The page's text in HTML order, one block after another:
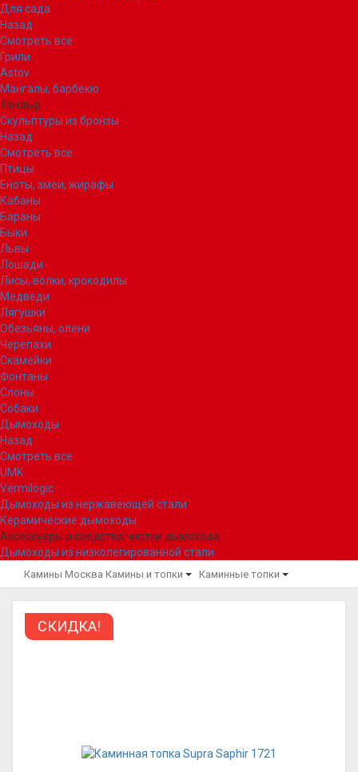
Для сада
Назад
Смотреть все
Грили
Astov
Мангалы, барбекю
Тандыр
Скульптуры из бронзы
Назад
Смотреть все
Птицы
Еноты, змеи, жирафы
Кабаны
Бараны
Быки
Львы
Лошади
Лисы, волки, крокодилы
Медведи
Лягушки
Обезьяны, олени
Черепахи
Скамейки
Фонтаны
Слоны
Собаки
Дымоходы
Назад
Смотреть все
UMK
Vermilogic
Дымоходы из нержавеющей стали
Керамические дымоходы
Аксессуары и средства чистки дымохода
Дымоходы из низколегированной стали
Камины Москва Камины и топки Каминные топки
СКИДКА!